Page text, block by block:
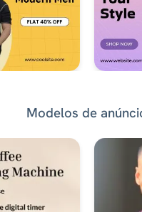
Modelos de